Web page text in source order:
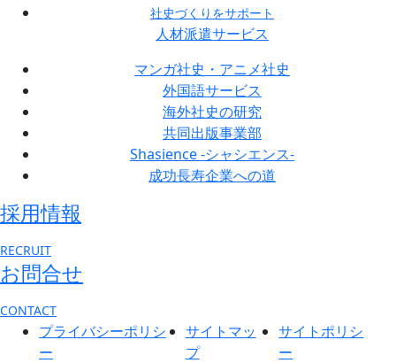
社史づくりをサポート
人材派遣サービス
マンガ社史・アニメ社史
外国語サービス
海外社史の研究
共同出版事業部
Shasience -シャシエンス-
成功長寿企業への道
採用情報
RECRUIT
お問合せ
CONTACT
プライバシーポリシ
ー
サイトマッ
プ
サイトポリシ
ー